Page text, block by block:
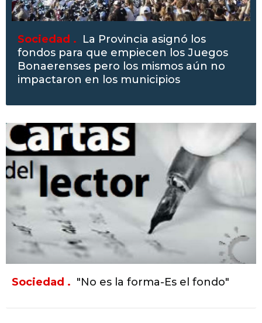
Sociedad . La Provincia asignó los
fondos para que empiecen los Juegos
Bonaerenses pero los mismos aún no
impactaron en los municipios
Sociedad . "No es la forma-Es el fondo"